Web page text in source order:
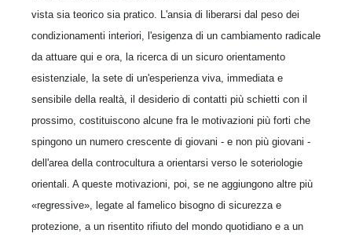
vista sia teorico sia pratico. L'ansia di liberarsi dal peso dei
condizionamenti interiori, l'esigenza di un cambiamento radicale
da attuare qui e ora, la ricerca di un sicuro orientamento
esistenziale, la sete di un'esperienza viva, immediata e
sensibile della realtà, il desiderio di contatti più schietti con il
prossimo, costituiscono alcune fra le motivazioni più forti che
spingono un numero crescente di giovani - e non più giovani -
dell'area della controcultura a orientarsi verso le soteriologie
orientali. A queste motivazioni, poi, se ne aggiungono altre più
«regressive», legate al famelico bisogno di sicurezza e
protezione, a un risentito rifiuto del mondo quotidiano e a un